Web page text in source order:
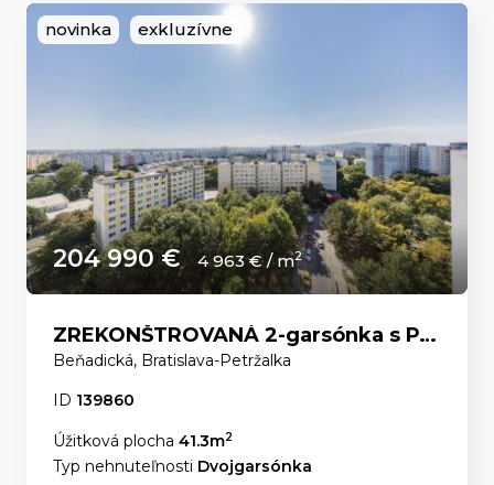
novinka exkluzívne
204 990 € 4 963 € / m2
ZREKONŠTROVANÁ 2-garsónka s PANORAMATICKÝM VÝHĽADOM a ELEKTRIČKOU priamo pred domom.
Beňadická, Bratislava-Petržalka
ID 139860
Úžitková plocha 41.3m2
Typ nehnuteľnosti Dvojgarsónka